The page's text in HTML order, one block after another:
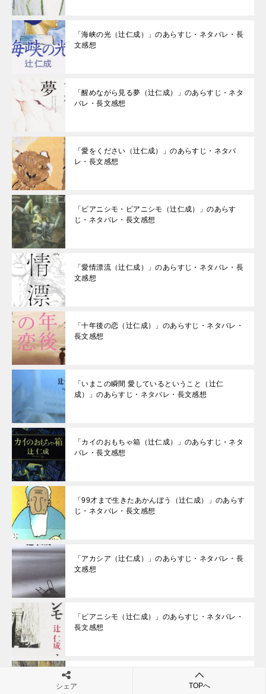
「海峡の光（辻仁成）」のあらすじ・ネタバレ・長
文感想
「醒めながら見る夢（辻仁成）」のあらすじ・ネタ
バレ・長文感想
「愛をください（辻仁成）」のあらすじ・ネタバ
レ・長文感想
「ピアニシモ・ピアニシモ（辻仁成）」のあらす
じ・ネタバレ・長文感想
「愛情漂流（辻仁成）」のあらすじ・ネタバレ・長
文感想
「十年後の恋（辻仁成）」のあらすじ・ネタバレ・
長文感想
「いまこの瞬間 愛しているということ（辻仁
成）」のあらすじ・ネタバレ・長文感想
「カイのおもちゃ箱（辻仁成）」のあらすじ・ネタ
バレ・長文感想
「99才まで生きたあかんぼう（辻仁成）」のあらす
じ・ネタバレ・長文感想
「アカシア（辻仁成）」のあらすじ・ネタバレ・長
文感想
「ピアニシモ（辻仁成）」のあらすじ・ネタバレ・
長文感想
「パリ情景 動かぬ時の扉（辻仁成）」のあらす
じ・ネタバレ・長文感想
シェア TOPへ